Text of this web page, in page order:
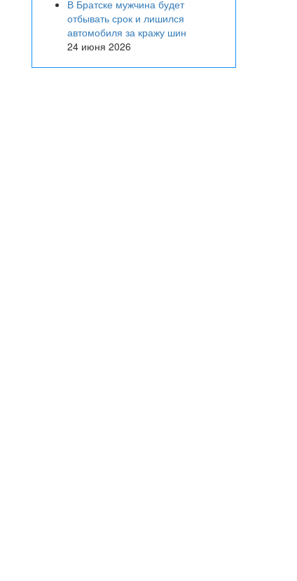
В Братске мужчина будет
отбывать срок и лишился
автомобиля за кражу шин
24 июня 2026